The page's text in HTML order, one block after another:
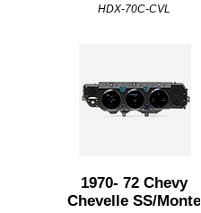
HDX-70C-CVL
1970- 72 Chevy
Chevelle SS/Monte